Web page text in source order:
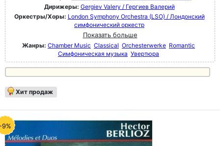
Дирижеры: Gergiev Valery / Гергиев Валерий
Оркестры/Хоры: London Symphony Orchestra (LSO) / Лондонский
симфонический оркестр
Показать больше
Жанры: Chamber Music Classical Orchesterwerke Romantic
Симфоническая музыка Увертюра
Хит продаж
9%